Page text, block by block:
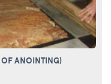
ANOINTING)